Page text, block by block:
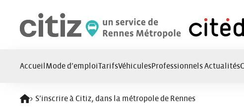
Accueil Mode d’emploiTarifsVéhiculesProfessionnelsActualités
Retour à l'accueil
> S’inscrire à Citiz, dans la métropole de Rennes